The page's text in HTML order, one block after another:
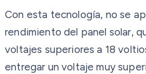
Con esta tecnología, no se
rendimiento del panel solar,
voltajes superiores a 18
entregar un voltaje muy